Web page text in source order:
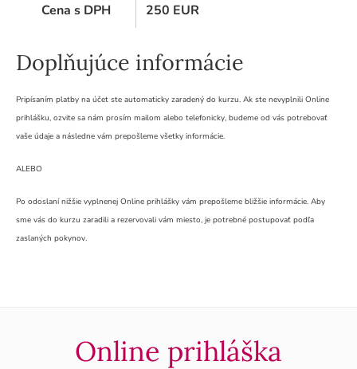
Cena s DPH 250 EUR
Doplňujúce informácie
Pripísaním platby na účet ste automaticky zaradený do kurzu. Ak ste nevyplnili Online
prihlášku, ozvite sa nám prosím mailom alebo telefonicky, budeme od vás potrebovať
vaše údaje a následne vám prepošleme všetky informácie.
ALEBO
Po odoslaní nižšie vyplnenej Online prihlášky vám prepošleme bližšie informácie. Aby
sme vás do kurzu zaradili a rezervovali vám miesto, je potrebné postupovať podľa
zaslaných pokynov.
Online prihláška